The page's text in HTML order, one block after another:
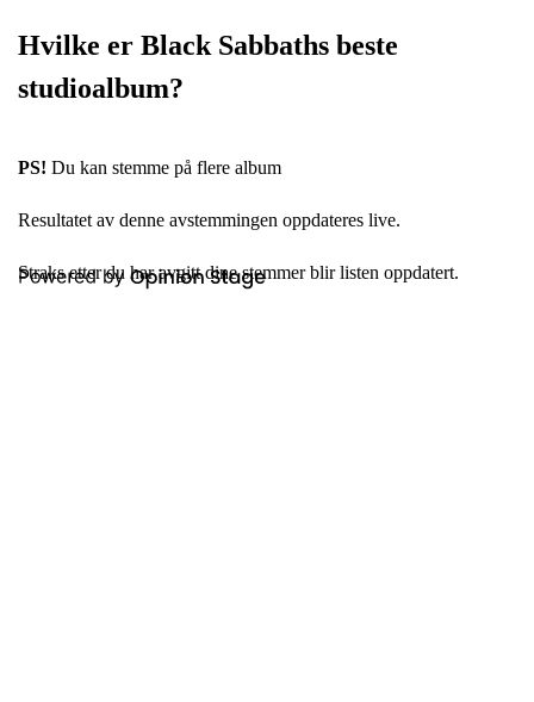
Hvilke er Black Sabbaths beste
studioalbum?
PS! Du kan stemme på flere album
Resultatet av denne avstemmingen oppdateres live.
Straks etter du har avgitt dine stemmer blir listen oppdatert.